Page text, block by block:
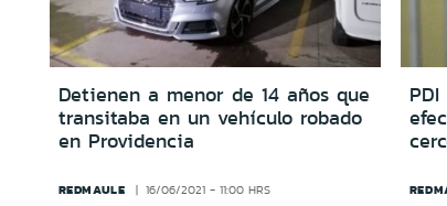
Detienen a menor de 14 años que
transitaba en un vehículo robado
en Providencia
REDMAULE 16/06/2021 - 11:00 HRS